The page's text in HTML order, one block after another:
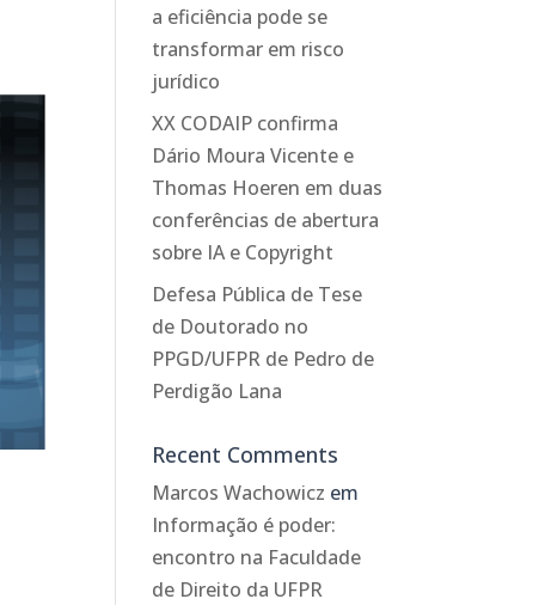
a eficiência pode se
transformar em risco
jurídico
XX CODAIP confirma
Dário Moura Vicente e
Thomas Hoeren em duas
conferências de abertura
sobre IA e Copyright
Defesa Pública de Tese
de Doutorado no
PPGD/UFPR de Pedro de
Perdigão Lana
Recent Comments
Marcos Wachowicz em
Informação é poder:
encontro na Faculdade
de Direito da UFPR